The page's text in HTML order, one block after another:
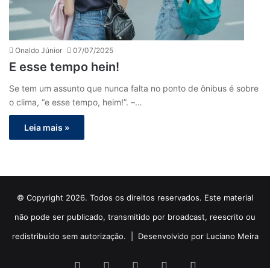
Onaldo Júnior 07/07/2025
E esse tempo hein!
Se tem um assunto que nunca falta no ponto de ônibus é sobre
o clima, “e esse tempo, heim!”. –…
Leia mais »
© Copyright 2026. Todos os direitos reservados. Este material
não pode ser publicado, transmitido por broadcast, reescrito ou
redistribuído sem autorização. | Desenvolvido por Luciano Meira